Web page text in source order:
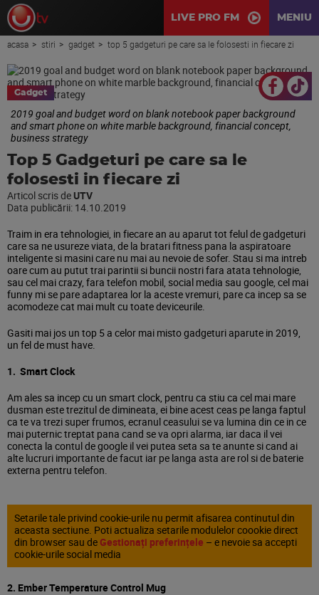
LIVE PRO FM MENIU
acasa stiri gadget top 5 gadgeturi pe care sa le folosesti in fiecare zi
Gadget
2019 goal and budget word on blank notebook paper background
and smart phone on white marble background, financial concept,
business strategy
Top 5 Gadgeturi pe care sa le
folosesti in fiecare zi
Articol scris de UTV
Data publicării: 14.10.2019
Traim in era tehnologiei, in fiecare an au aparut tot felul de gadgeturi
care sa ne usureze viata, de la bratari fitness pana la aspiratoare
inteligente si masini care nu mai au nevoie de sofer. Stau si ma intreb
oare cum au putut trai parintii si buncii nostri fara atata tehnologie,
sau cel mai crazy, fara telefon mobil, social media sau google, cel mai
funny mi se pare adaptarea lor la aceste vremuri, pare ca incep sa se
acomodeze cat mai mult cu toate deviceurile.
Gasiti mai jos un top 5 a celor mai misto gadgeturi aparute in 2019,
un fel de must have.
1. Smart Clock
Am ales sa incep cu un smart clock, pentru ca stiu ca cel mai mare
dusman este trezitul de dimineata, ei bine acest ceas pe langa faptul
ca te va trezi super frumos, ecranul ceasului se va lumina din ce in ce
mai puternic treptat pana cand se va opri alarma, iar daca il vei
conecta la contul de google il vei putea seta sa te anunte si cand ai
alte lucruri importante de facut iar pe langa asta are rol si de baterie
externa pentru telefon.
Setarile tale privind cookie-urile nu permit afisarea continutul din
aceasta sectiune. Poti actualiza setarile modulelor coookie direct
din browser sau de Gestionați preferințele – e nevoie sa accepti
cookie-urile social media
2. Ember Temperature Control Mug